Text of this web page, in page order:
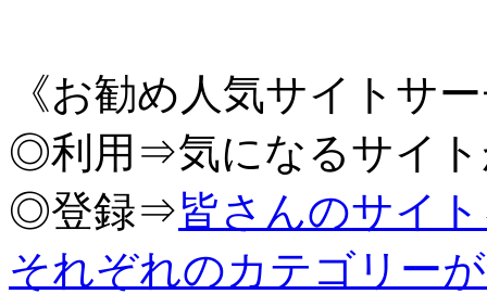
《お勧め人気サイトサ
◎利用⇒気になるサイト
◎登録⇒皆さんのサイ
それぞれのカテゴリー